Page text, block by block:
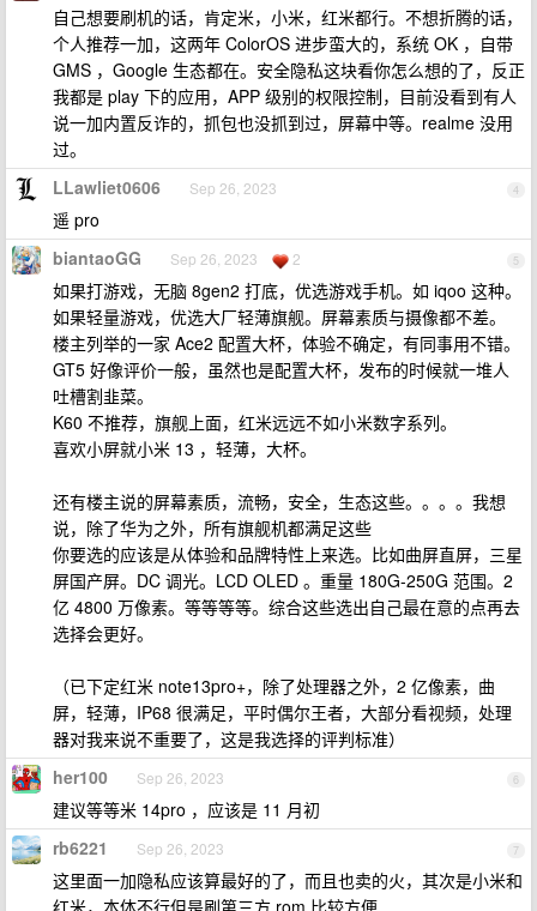
自己想要刷机的话，肯定米，小米，红米都行。不想折腾的话，
个人推荐一加，这两年 ColorOS 进步蛮大的，系统 OK ，自带
GMS ，Google 生态都在。安全隐私这块看你怎么想的了，反正
我都是 play 下的应用，APP 级别的权限控制，目前没看到有人
说一加内置反诈的，抓包也没抓到过，屏幕中等。realme 没用
过。
4
LLawliet0606 Sep 26, 2023
遥 pro
5
biantaoGG Sep 26, 2023 2
如果打游戏，无脑 8gen2 打底，优选游戏手机。如 iqoo 这种。
如果轻量游戏，优选大厂轻薄旗舰。屏幕素质与摄像都不差。
楼主列举的一家 Ace2 配置大杯，体验不确定，有同事用不错。
GT5 好像评价一般，虽然也是配置大杯，发布的时候就一堆人
吐槽割韭菜。
K60 不推荐，旗舰上面，红米远远不如小米数字系列。
喜欢小屏就小米 13 ，轻薄，大杯。
还有楼主说的屏幕素质，流畅，安全，生态这些。。。。我想
说，除了华为之外，所有旗舰机都满足这些
你要选的应该是从体验和品牌特性上来选。比如曲屏直屏，三星
屏国产屏。DC 调光。LCD OLED 。重量 180G-250G 范围。2
亿 4800 万像素。等等等等。综合这些选出自己最在意的点再去
选择会更好。
（已下定红米 note13pro+，除了处理器之外，2 亿像素，曲
屏，轻薄，IP68 很满足，平时偶尔王者，大部分看视频，处理
器对我来说不重要了，这是我选择的评判标准）
6
her100 Sep 26, 2023
建议等等米 14pro ，应该是 11 月初
7
rb6221 Sep 26, 2023
这里面一加隐私应该算最好的了，而且也卖的火，其次是小米和
红米，本体不行但是刷第三方 rom 比较方便